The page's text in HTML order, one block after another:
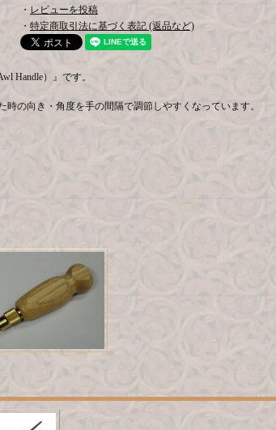
・ レビューを投稿
・ 特定商取引法に基づく表記 (返品など)
Handle）』です。
の向き・角度を手の間隔で調節しやすくなっています。